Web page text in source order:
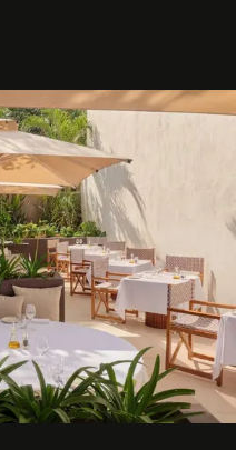
mondiale en
et studio dédié au
et rituels